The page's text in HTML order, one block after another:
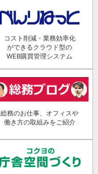
コスト削減・業務効率化
ができるクラウド型の
WEB購買管理システム
総務のお仕事、オフィスや
働き方の取組みをご紹介